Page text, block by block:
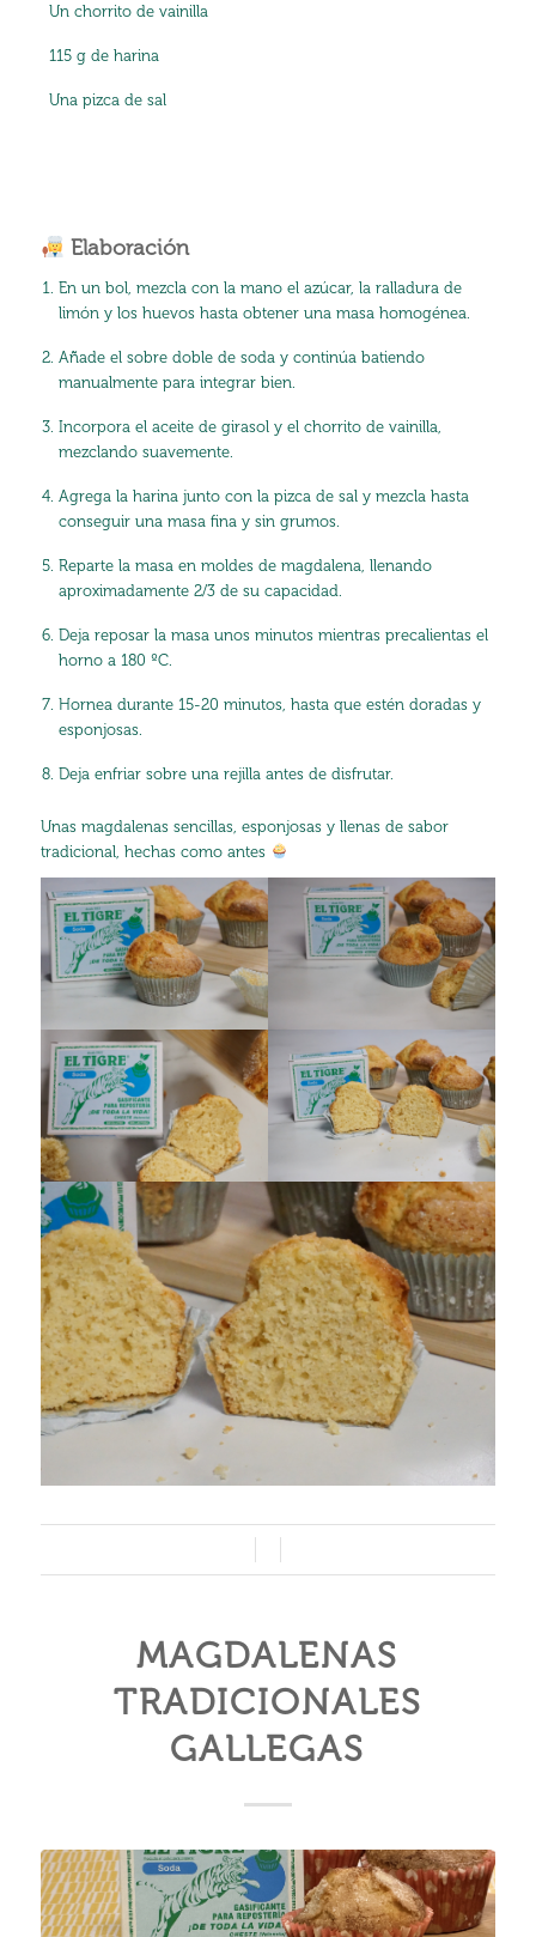
Un chorrito de vainilla
115 g de harina
Una pizca de sal
Elaboración
En un bol, mezcla con la mano el azúcar, la ralladura de
limón y los huevos hasta obtener una masa homogénea.
Añade el sobre doble de soda y continúa batiendo
manualmente para integrar bien.
Incorpora el aceite de girasol y el chorrito de vainilla,
mezclando suavemente.
Agrega la harina junto con la pizca de sal y mezcla hasta
conseguir una masa fina y sin grumos.
Reparte la masa en moldes de magdalena, llenando
aproximadamente 2/3 de su capacidad.
Deja reposar la masa unos minutos mientras precalientas el
horno a 180 ºC.
Hornea durante 15-20 minutos, hasta que estén doradas y
esponjosas.
Deja enfriar sobre una rejilla antes de disfrutar.
Unas magdalenas sencillas, esponjosas y llenas de sabor
tradicional, hechas como antes
MAGDALENAS
TRADICIONALES
GALLEGAS